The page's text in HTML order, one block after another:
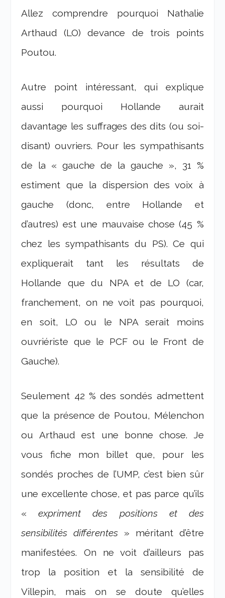
Allez comprendre pourquoi Nathalie
Arthaud (LO) devance de trois points
Poutou.
Autre point intéressant, qui explique
aussi pourquoi Hollande aurait
davantage les suffrages des dits (ou soi-
disant) ouvriers. Pour les sympathisants
de la « gauche de la gauche », 31 %
estiment que la dispersion des voix à
gauche (donc, entre Hollande et
d’autres) est une mauvaise chose (45 %
chez les sympathisants du PS). Ce qui
expliquerait tant les résultats de
Hollande que du NPA et de LO (car,
franchement, on ne voit pas pourquoi,
en soit, LO ou le NPA serait moins
ouvriériste que le PCF ou le Front de
Gauche).
Seulement 42 % des sondés admettent
que la présence de Poutou, Mélenchon
ou Arthaud est une bonne chose. Je
vous fiche mon billet que, pour les
sondés proches de l’UMP, c’est bien sûr
une excellente chose, et pas parce qu’ils
«expriment des positions et des
sensibilités différentes » méritant d’être
manifestées. On ne voit d’ailleurs pas
trop la position et la sensibilité de
Villepin, mais on se doute qu’elles